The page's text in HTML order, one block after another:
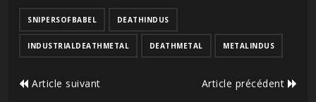
SNIPERSOFBABEL DEATHINDUS
INDUSTRIALDEATHMETAL DEATHMETAL METALINDUS
Article suivant Article précédent